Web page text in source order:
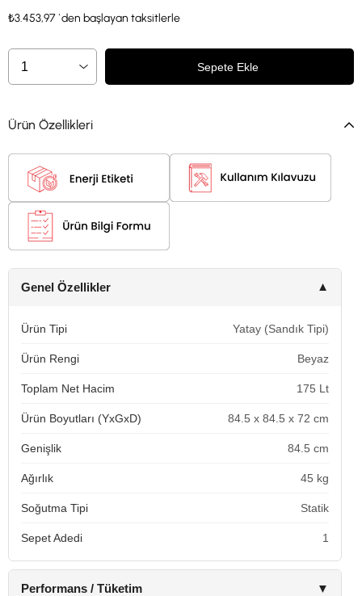
₺3.453,97 `den başlayan taksitlerle
Ürün Özellikleri
Genel Özellikler ▼
Ürün Tipi Yatay (Sandık Tipi)
Ürün Rengi Beyaz
Toplam Net Hacim 175 Lt
Ürün Boyutları (YxGxD) 84.5 x 84.5 x 72 cm
Genişlik 84.5 cm
Ağırlık 45 kg
Soğutma Tipi Statik
Sepet Adedi 1
Performans / Tüketim ▼